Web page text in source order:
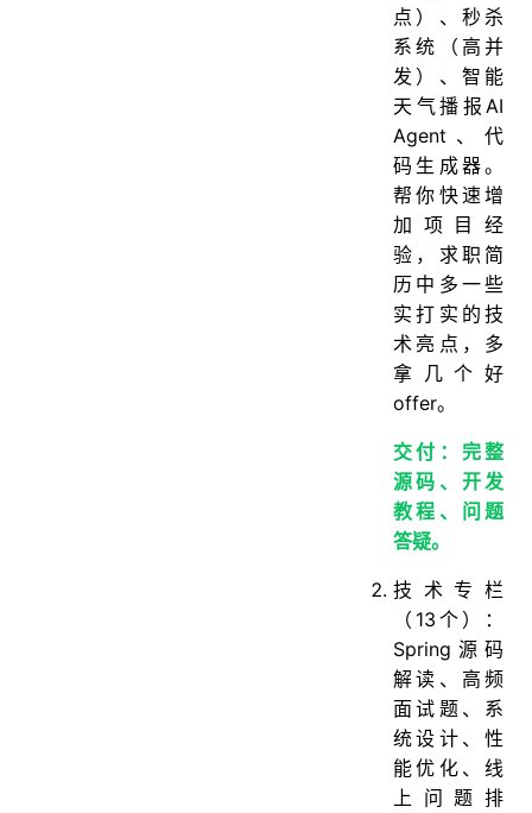
点）、秒杀
系统（高并
发）、智能
天气播报AI
Agent、代
码生成器。
帮你快速增
加项目经
验，求职简
历中多一些
实打实的技
术亮点，多
拿几个好
offer。
交付：完整
源码、开发
教程、问题
答疑。
技术专栏
（13个）：
Spring源码
解读、高频
面试题、系
统设计、性
能优化、线
上问题排